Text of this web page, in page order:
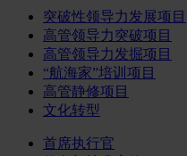
突破性领导力发展项目
高管领导力突破项目
高管领导力发掘项目
“航海家”培训项目
高管静修项目
文化转型
首席执行官